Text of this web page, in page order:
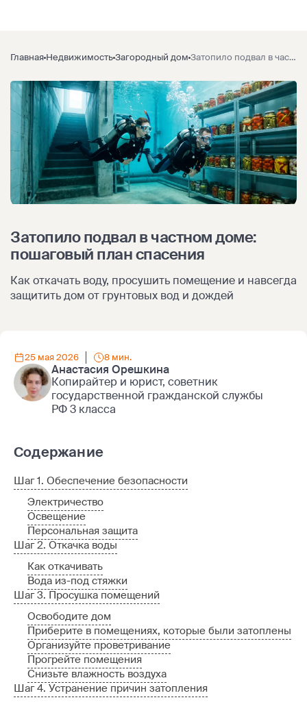
Главная НедвижимостьЗагородный дом Затопило подвал в частном доме: пошаговый план спасения
Затопило подвал в частном доме:
пошаговый план спасения
Как откачать воду, просушить помещение и навсегда
защитить дом от грунтовых вод и дождей
Анастасия Орешкина
Копирайтер и юрист, советник
государственной гражданской службы
РФ 3 класса
25 мая 2026 8 мин.
Содержание
Шаг 1. Обеспечение безопасности
Электричество
Освещение
Персональная защита
Шаг 2. Откачка воды
Как откачивать
Вода из-под стяжки
Шаг 3. Просушка помещений
Освободите дом
Приберите в помещениях, которые были затоплены
Организуйте проветривание
Прогрейте помещения
Снизьте влажность воздуха
Шаг 4. Устранение причин затопления